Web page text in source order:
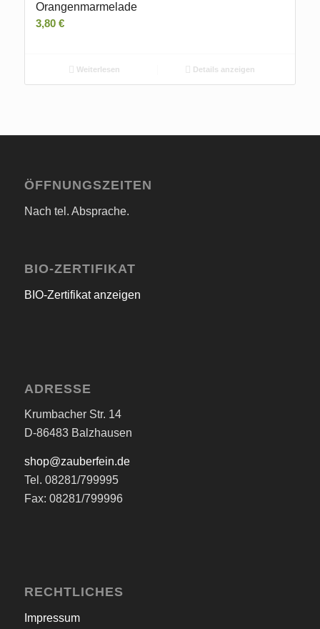
Orangenmarmelade
3,80 €
Weiterlesen Details anzeigen
ÖFFNUNGSZEITEN
Nach tel. Absprache.
BIO-ZERTIFIKAT
BIO-Zertifikat anzeigen
ADRESSE
Krumbacher Str. 14
D-86483 Balzhausen
shop@zauberfein.de
Tel. 08281/799995
Fax: 08281/799996
RECHTLICHES
Impressum